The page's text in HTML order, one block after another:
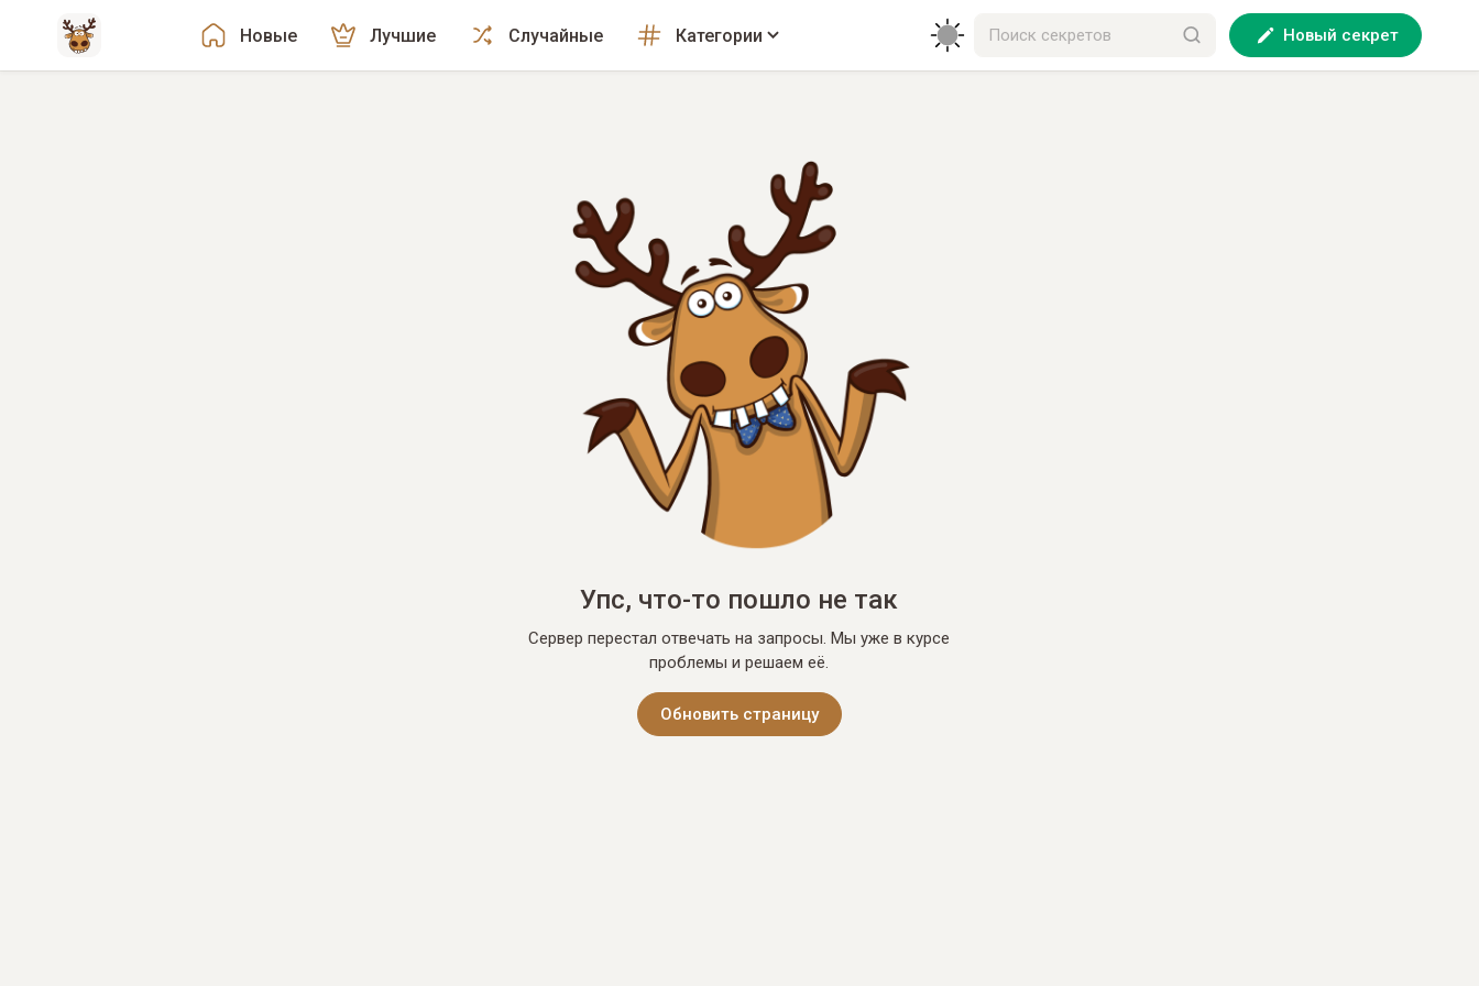
Новые Лучшие Случайные Категории Новый секрет
Упс, что-то пошло не так
Сервер перестал отвечать на запросы. Мы уже в курсе
проблемы и решаем её.
Обновить страницу